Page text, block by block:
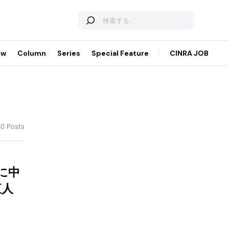
Column Series Special Feature CINRA JOB
Posts
中